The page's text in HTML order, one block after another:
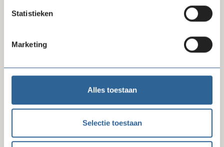
Statistieken
Marketing
Alles toestaan
Selectie toestaan
Organisatie